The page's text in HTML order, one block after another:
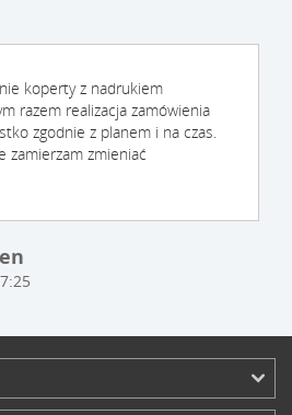
koperty z nadrukiem
razem realizacja zamówienia
zgodnie z planem i na czas.
zamierzam zmieniać